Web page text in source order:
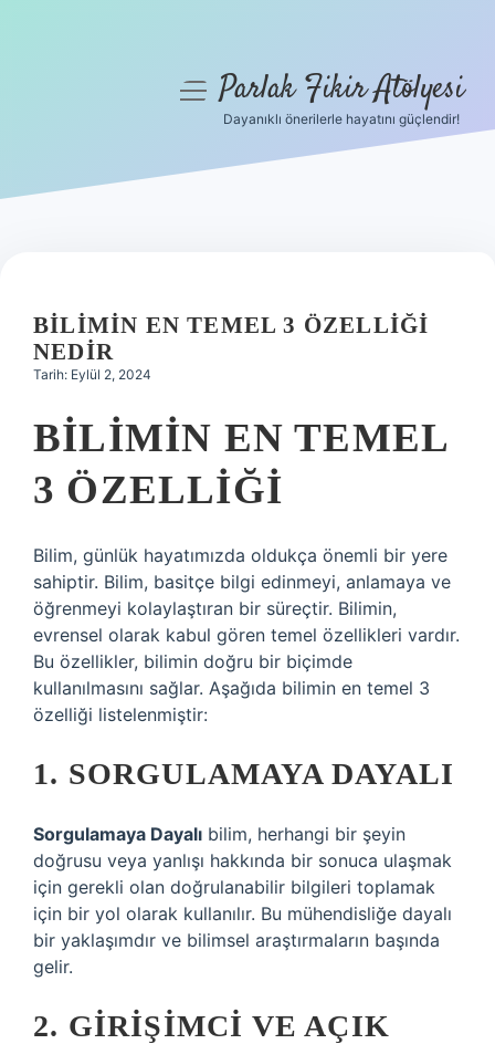
Hakkımızda
menüyüParlak Fikir Atölyesi
Dayanıklı önerilerle hayatını güçlendir!
BILIMIN EN TEMEL 3 ÖZELLIĞI
NEDIR
Tarih: Eylül 2, 2024
BILIMIN EN TEMEL
3 ÖZELLIĞI
Bilim, günlük hayatımızda oldukça önemli bir yere
sahiptir. Bilim, basitçe bilgi edinmeyi, anlamaya ve
öğrenmeyi kolaylaştıran bir süreçtir. Bilimin,
evrensel olarak kabul gören temel özellikleri vardır.
Bu özellikler, bilimin doğru bir biçimde
kullanılmasını sağlar. Aşağıda bilimin en temel 3
özelliği listelenmiştir:
1. SORGULAMAYA DAYALI
Sorgulamaya Dayalı bilim, herhangi bir şeyin
doğrusu veya yanlışı hakkında bir sonuca ulaşmak
için gerekli olan doğrulanabilir bilgileri toplamak
için bir yol olarak kullanılır. Bu mühendisliğe dayalı
bir yaklaşımdır ve bilimsel araştırmaların başında
gelir.
2. GIRIŞIMCI VE AÇIK